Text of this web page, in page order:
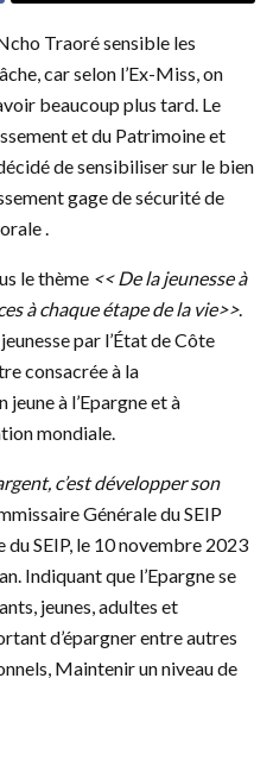
Traoré sensible les
car selon l’Ex-Miss, on
beaucoup plus tard. Le
et du Patrimoine et
de sensibiliser sur le bien
gage de sécurité de
.
le thème << De la jeunesse à
à chaque étape de la vie>>.
par l’État de Côte
consacrée à la
à l’Epargne et à
mondiale.
c’est développer son
Générale du SEIP
SEIP, le 10 novembre 2023
Indiquant que l’Epargne se
jeunes, adultes et
d’épargner entre autres
Maintenir un niveau de